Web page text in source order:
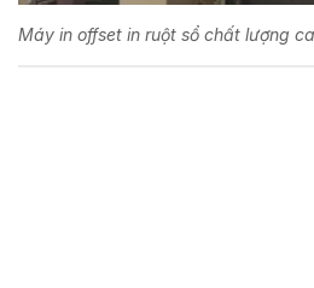
Máy in offset in ruột sổ chất lượng